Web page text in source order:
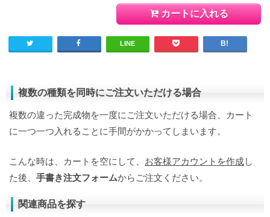
カートに入れる
LINE
複数の種類を同時にご注文いただける場合
複数の違った完成物を一度にご注文いただける場合、カート
に一つ一つ入れることに手間がかかってしまいます。
こんな時は、カートを空にして、 お客様アカウントを作成し
た後、 手書き注文フォームからご注文ください。
関連商品を探す